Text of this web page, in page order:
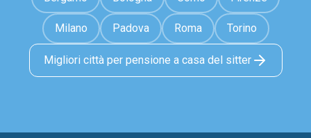
Milano Padova Roma Torino
Migliori città per pensione a casa del sitter